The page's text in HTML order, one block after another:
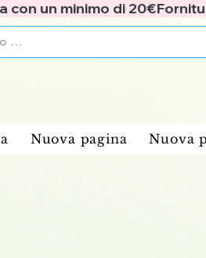
con un minimo di 20€
Nuova pagina Nuova